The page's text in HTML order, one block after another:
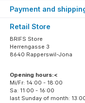
Payment and
Retail Store
BRIFS Store
Herrengasse 3
8640 Rapperswil-Jona
Opening hours:<
Mi/Fr: 14:00 - 18:00
Sa: 11:00 - 16:00
last Sunday of month: